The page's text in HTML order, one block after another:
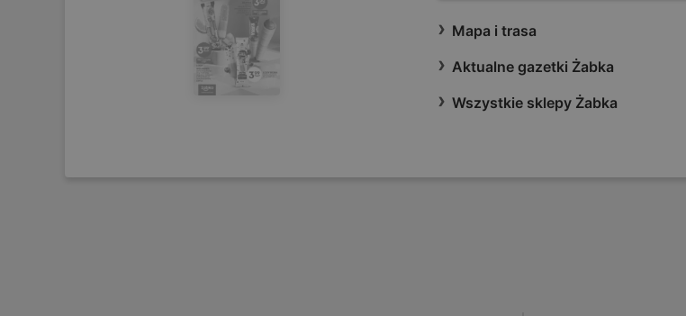
Mapa i trasa
Aktualne gazetki Żabka
Wszystkie sklepy Żabka